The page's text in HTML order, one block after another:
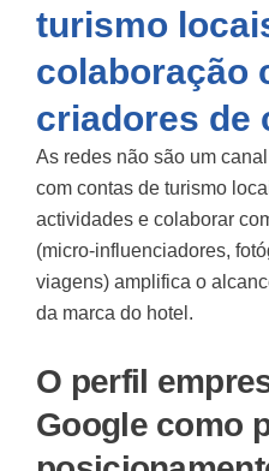
turismo
colaboração
criadores de
As redes não são um
com contas de turismo
actividades e colaborar
(micro-influenciadores,
viagens) amplifica o
da marca do hotel.
O perfil
Google como